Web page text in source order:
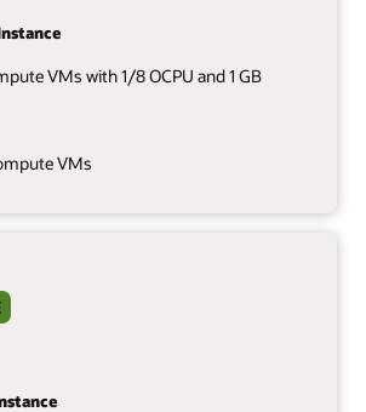
VMs with 1/8 OCPU and 1 GB
VMs